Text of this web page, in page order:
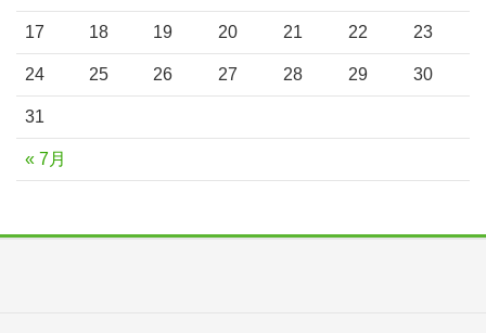
« 7月
17 18 19 20 21 22 23
24 25 26 27 28 29 30
31